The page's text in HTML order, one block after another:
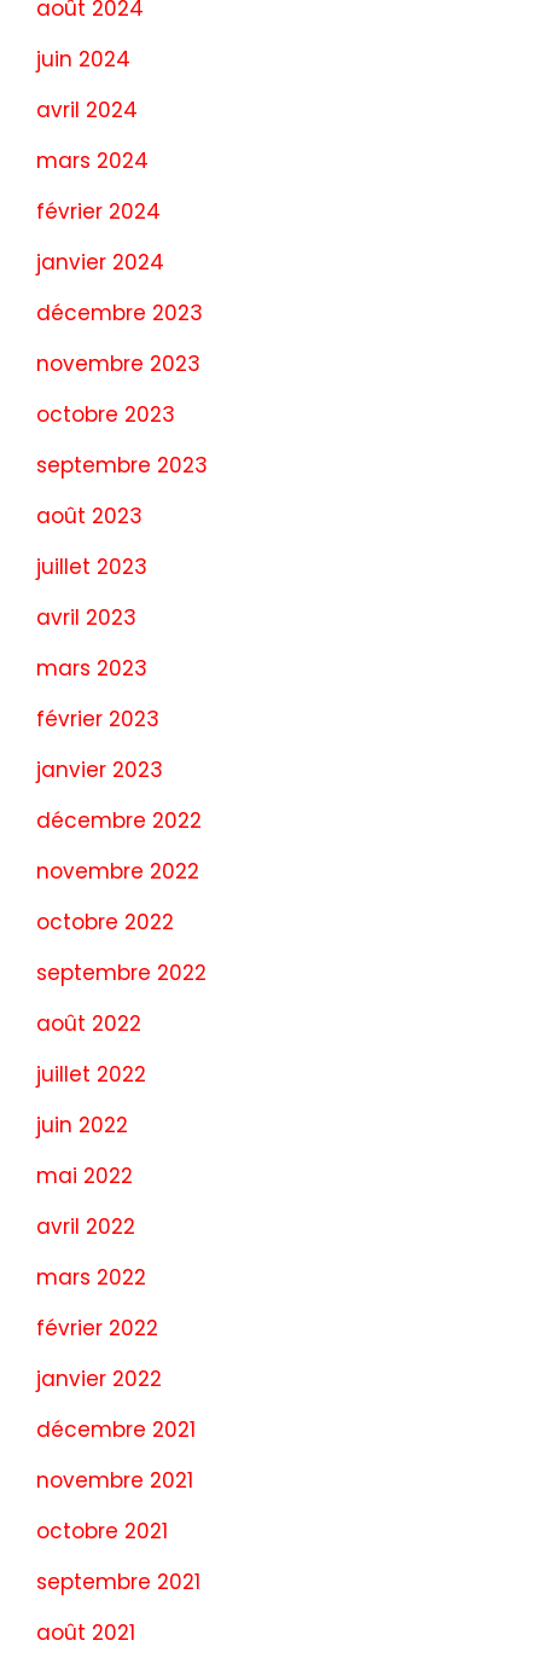
août 2024
juin 2024
avril 2024
mars 2024
février 2024
janvier 2024
décembre 2023
novembre 2023
octobre 2023
septembre 2023
août 2023
juillet 2023
avril 2023
mars 2023
février 2023
janvier 2023
décembre 2022
novembre 2022
octobre 2022
septembre 2022
août 2022
juillet 2022
juin 2022
mai 2022
avril 2022
mars 2022
février 2022
janvier 2022
décembre 2021
novembre 2021
octobre 2021
septembre 2021
août 2021